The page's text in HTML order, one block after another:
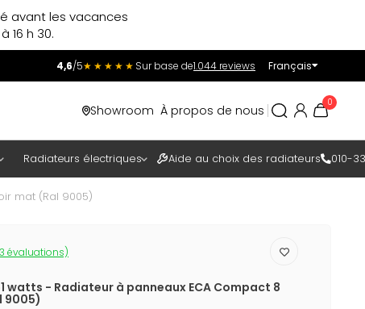
avant les vacances
16 h 30.
4,6/5★★★★★ Sur base de1.044 reviews Français
Showroom À propos de nous
0
Radiateurs électriques Aide au choix des radiateurs 010-
mat (Ral 9005)
évaluations)
watts - Radiateur à panneaux ECA Compact 8
9005)